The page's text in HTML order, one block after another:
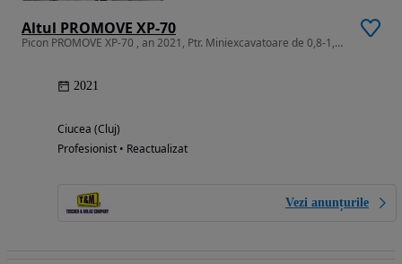
Altul PROMOVE XP-70
Picon PROMOVE XP-70 , an 2021, Ptr. Miniexcavatoare de 0,8-1,8 tone
2021
Ciucea (Cluj)
Profesionist • Reactualizat
Vezi anunțurile